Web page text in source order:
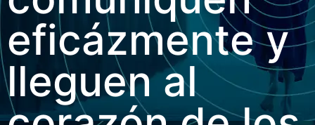
eficázmente y
lleguen al